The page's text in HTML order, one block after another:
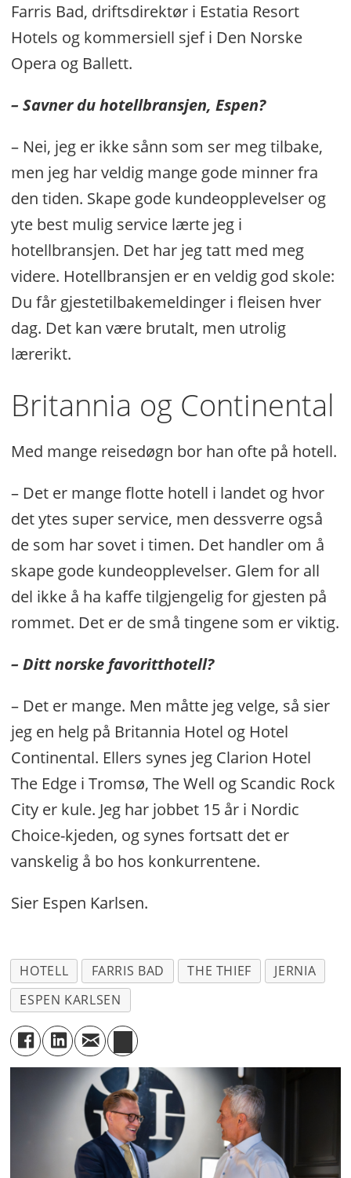
Farris Bad, driftsdirektør i Estatia Resort
Hotels og kommersiell sjef i Den Norske
Opera og Ballett.
– Savner du hotellbransjen, Espen?
– Nei, jeg er ikke sånn som ser meg tilbake,
men jeg har veldig mange gode minner fra
den tiden. Skape gode kundeopplevelser og
yte best mulig service lærte jeg i
hotellbransjen. Det har jeg tatt med meg
videre. Hotellbransjen er en veldig god skole:
Du får gjestetilbakemeldinger i fleisen hver
dag. Det kan være brutalt, men utrolig
lærerikt.
Britannia og Continental
Med mange reisedøgn bor han ofte på hotell.
– Det er mange flotte hotell i landet og hvor
det ytes super service, men dessverre også
de som har sovet i timen. Det handler om å
skape gode kundeopplevelser. Glem for all
del ikke å ha kaffe tilgjengelig for gjesten på
rommet. Det er de små tingene som er viktig.
– Ditt norske favoritthotell?
– Det er mange. Men måtte jeg velge, så sier
jeg en helg på Britannia Hotel og Hotel
Continental. Ellers synes jeg Clarion Hotel
The Edge i Tromsø, The Well og Scandic Rock
City er kule. Jeg har jobbet 15 år i Nordic
Choice-kjeden, og synes fortsatt det er
vanskelig å bo hos konkurrentene.
Sier Espen Karlsen.
HOTELL FARRIS BAD THE THIEF
JERNIA
ESPEN KARLSEN